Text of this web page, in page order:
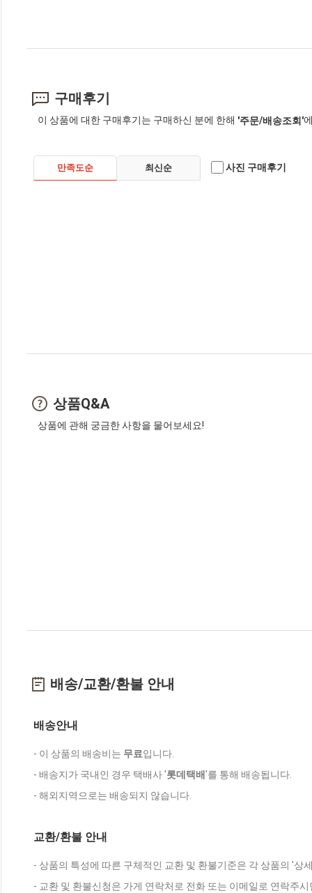
구매후기
이 상품에 대한 구매후기는 구매하신 분에 한해 '주문/배송조회'
만족도순 최신순 사진 구매후기
상품Q&A
상품에 관해 궁금한 사항을 물어보세요!
배송/교환/환불 안내
배송안내
- 이 상품의 배송비는 무료입니다.
- 배송지가 국내인 경우 택배사 '롯데택배'를 통해 배송됩니다.
- 해외지역으로는 배송되지 않습니다.
교환/환불 안내
- 상품의 특성에 따른 구체적인 교환 및 환불기준은 각 상품의 '상
- 교환 및 환불신청은 가게 연락처로 전화 또는 이메일로 연락주